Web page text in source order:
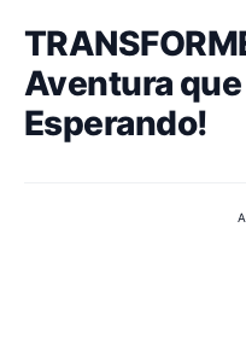
Aventura
Esperando!